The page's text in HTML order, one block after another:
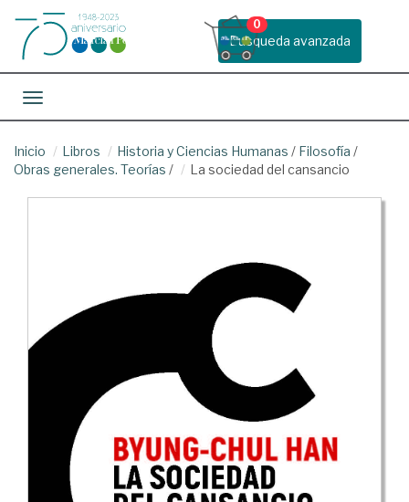
Busqueda avanzada
0
Toggle navigation
Inicio Libros Historia y Ciencias Humanas / Filosofía /
Obras generales. Teorías / La sociedad del cansancio